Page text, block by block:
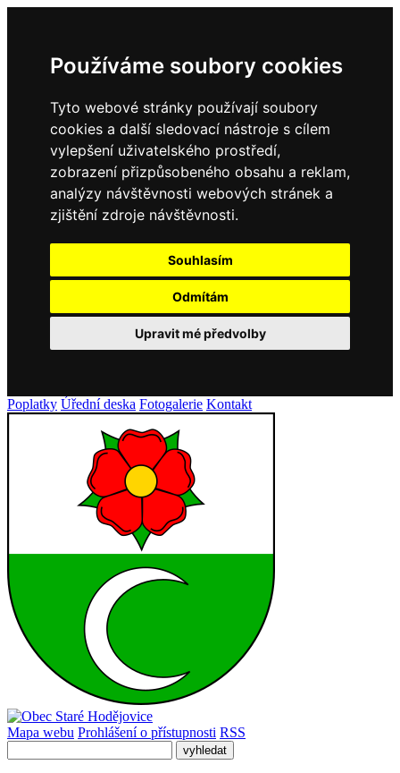
Používáme soubory cookies
Tyto webové stránky používají soubory
cookies a další sledovací nástroje s cílem
vylepšení uživatelského prostředí,
zobrazení přizpůsobeného obsahu a reklam,
analýzy návštěvnosti webových stránek a
zjištění zdroje návštěvnosti.
Souhlasím
Odmítám
Upravit mé předvolby
Poplatky Úřední deska Fotogalerie Kontakt
Mapa webu Prohlášení o přístupnosti RSS